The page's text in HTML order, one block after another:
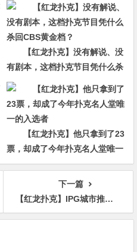
【红龙扑克】没有解说、没
有剧本，这档扑克节目凭什么杀
回CBS黄金档？
【红龙扑克】他只拿到了23
票，却成了今年扑克名人堂唯一
的入选者
下一篇
【红龙扑克】IPG城市推广赛合肥站 | 主赛持续火热，B组326人参赛79人晋级，楼超笛35.6万领跑